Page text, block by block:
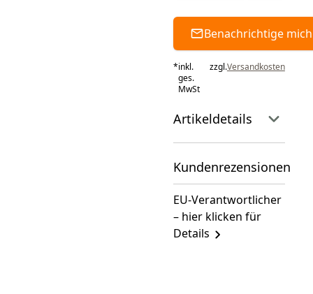
Benachrichtige mich
*inkl.
ges.
MwSt
zzgl.Versandkosten
Artikeldetails
Kundenrezensionen
EU-Verantwortlicher
– hier klicken für
Details